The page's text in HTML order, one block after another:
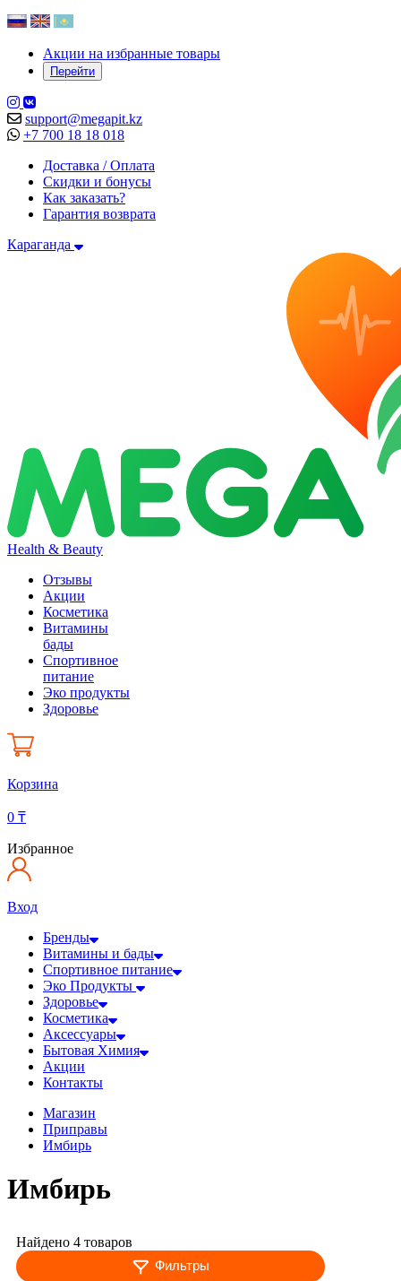
Акции на избранные товары
Перейти
support@megapit.kz
+7 700 18 18 018
Доставка / Оплата
Скидки и бонусы
Как заказать?
Гарантия возврата
Караганда
Health & Beauty
Отзывы
Акции
Косметика
Витамины
бады
Спортивное
питание
Эко продукты
Здоровье
Корзина
0 ₸
Избранное
Вход
Бренды
Витамины и бады
Спортивное питание
Эко Продукты
Здоровье
Косметика
Аксессуары
Бытовая Химия
Акции
Контакты
Магазин
Приправы
Имбирь
Имбирь
Найдено 4 товаров
Фильтры